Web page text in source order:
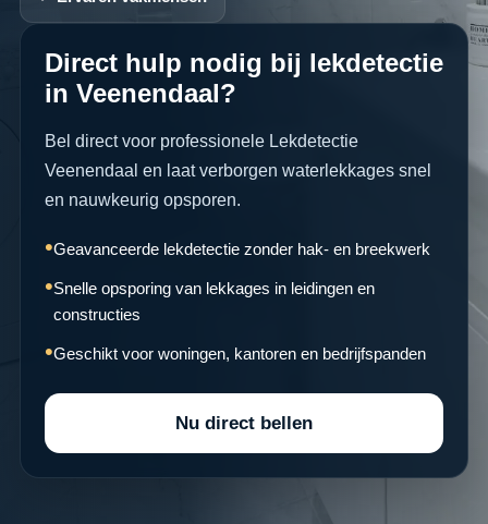
Direct hulp nodig bij lekdetectie
in Veenendaal?
Bel direct voor professionele Lekdetectie
Veenendaal en laat verborgen waterlekkages snel
en nauwkeurig opsporen.
Geavanceerde lekdetectie zonder hak- en breekwerk
Snelle opsporing van lekkages in leidingen en
constructies
Geschikt voor woningen, kantoren en bedrijfspanden
Nu direct bellen